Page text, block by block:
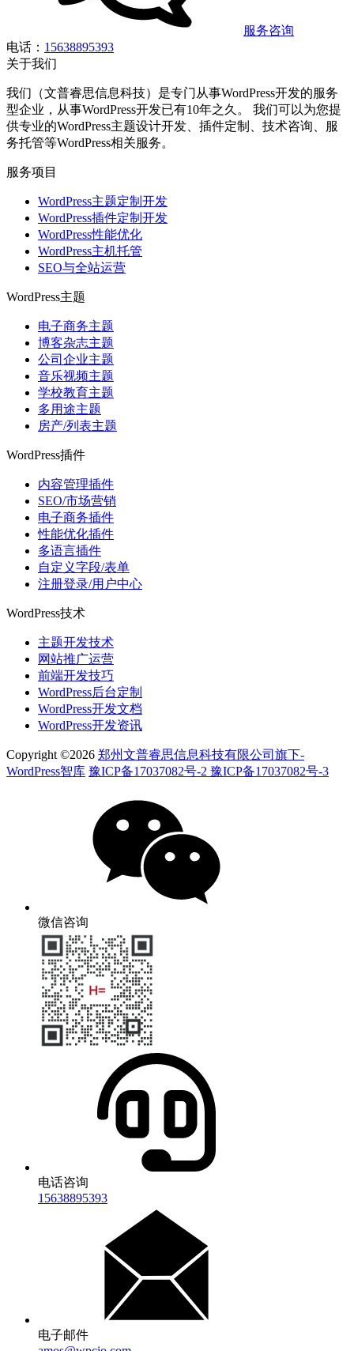
服务咨询
电话： 15638895393
关于我们
我们（文普睿思信息科技）是专门从事WordPress开发的服务
型企业，从事WordPress开发已有10年之久。 我们可以为您提
供专业的WordPress主题设计开发、插件定制、技术咨询、服
务托管等WordPress相关服务。
服务项目
WordPress主题定制开发
WordPress插件定制开发
WordPress性能优化
WordPress主机托管
SEO与全站运营
WordPress主题
电子商务主题
博客杂志主题
公司企业主题
音乐视频主题
学校教育主题
多用途主题
房产/列表主题
WordPress插件
内容管理插件
SEO/市场营销
电子商务插件
性能优化插件
多语言插件
自定义字段/表单
注册登录/用户中心
WordPress技术
主题开发技术
网站推广运营
前端开发技巧
WordPress后台定制
WordPress开发文档
WordPress开发资讯
Copyright ©2026 郑州文普睿思信息科技有限公司旗下-
WordPress智库 豫ICP备17037082号-2 豫ICP备17037082号-3
微信咨询
电话咨询
15638895393
电子邮件